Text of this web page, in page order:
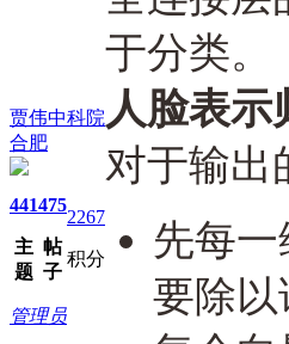
贾伟中科院
合肥
441
主
题
475
帖
子
2267
积分
管理员
于分类。
人脸表示
对于输出
先每
要除